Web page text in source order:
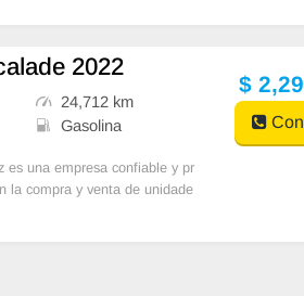
2022
24,712 km
Gasolina
es una empresa confiable y pr
la compra y venta de unidade
$